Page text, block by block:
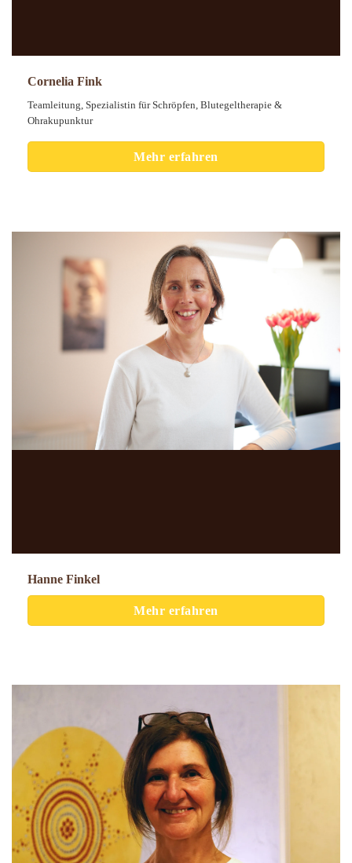
Cornelia Fink
Teamleitung, Spezialistin für Schröpfen, Blutegeltherapie &
Ohrakupunktur
Mehr erfahren
Hanne Finkel
Mehr erfahren